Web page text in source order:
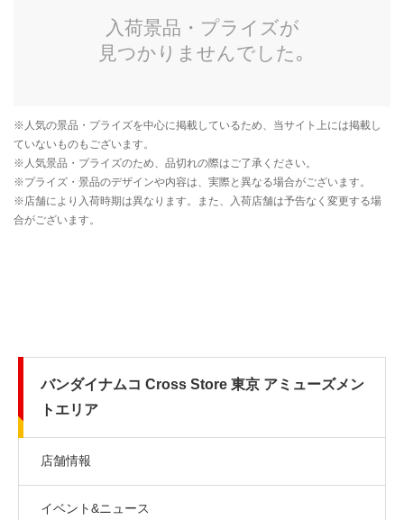
バンダイナムコ Cross Store 東京 アミューズメン
トエリア
店舗情報
イベント&ニュース